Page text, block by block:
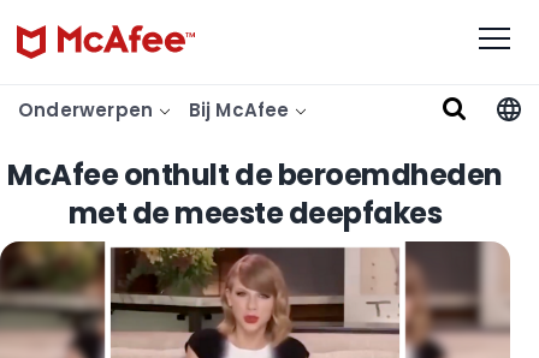
Onderwerpen Bij McAfee
McAfee onthult de beroemdheden
met de meeste deepfakes